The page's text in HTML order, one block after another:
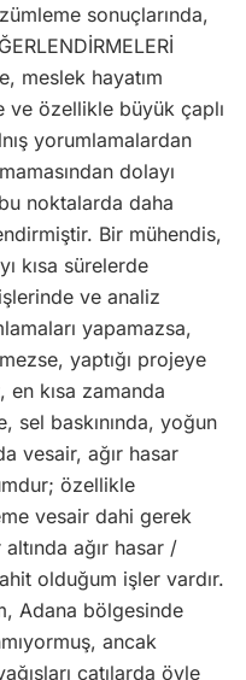
sonuçlarında,
meslek hayatım
özellikle büyük çaplı
yorumlamalardan
dolayı
noktalarda daha
Bir mühendis,
kısa sürelerde
ve analiz
yapamazsa,
yaptığı projeye
en kısa zamanda
sel baskınında, yoğun
vesair, ağır hasar
özellikle
vesair dahi gerek
ağır hasar /
olduğum işler vardır.
Adana bölgesinde
ancak
çatılarda öyle